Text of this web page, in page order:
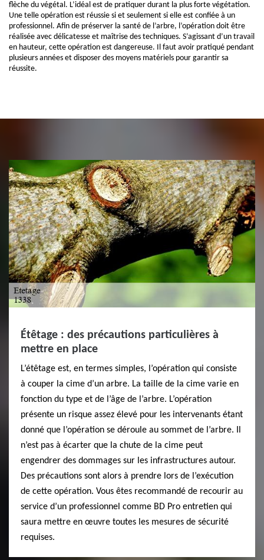
flèche du végétal. L’idéal est de pratiquer durant la plus forte végétation.
Une telle opération est réussie si et seulement si elle est confiée à un
professionnel. Afin de préserver la santé de l’arbre, l’opération doit être
réalisée avec délicatesse et maîtrise des techniques. S’agissant d’un travail
en hauteur, cette opération est dangereuse. Il faut avoir pratiqué pendant
plusieurs années et disposer des moyens matériels pour garantir sa
réussite.
Étêtage : des précautions particulières à
mettre en place
L’étêtage est, en termes simples, l’opération qui consiste
à couper la cime d’un arbre. La taille de la cime varie en
fonction du type et de l’âge de l’arbre. L’opération
présente un risque assez élevé pour les intervenants étant
donné que l’opération se déroule au sommet de l’arbre. Il
n’est pas à écarter que la chute de la cime peut
engendrer des dommages sur les infrastructures autour.
Des précautions sont alors à prendre lors de l’exécution
de cette opération. Vous êtes recommandé de recourir au
service d’un professionnel comme BD Pro entretien qui
saura mettre en œuvre toutes les mesures de sécurité
requises.